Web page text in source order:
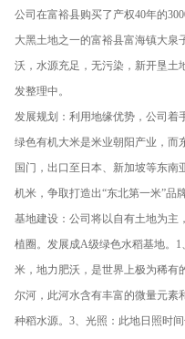
公司在富裕县购买了产权40年的
大黑土地之一的富裕县富海镇大泉
沃，水源充足，无污染，新开垦土
发整理中。
发展规划：利用地缘优势，公司着
绿色有机大米是米业朝阳产业，而
国门，出口至日本、新加坡等东
机米，争取打造出“东北第一米”品牌
基地建设：公司将以自有土地为主
植圈。发展成A级绿色水稻基地。
米，地力肥沃，是世界上极为稀有
尔河，此河水含有丰富的微量元素
种稻水源。3、光照：此地日照时